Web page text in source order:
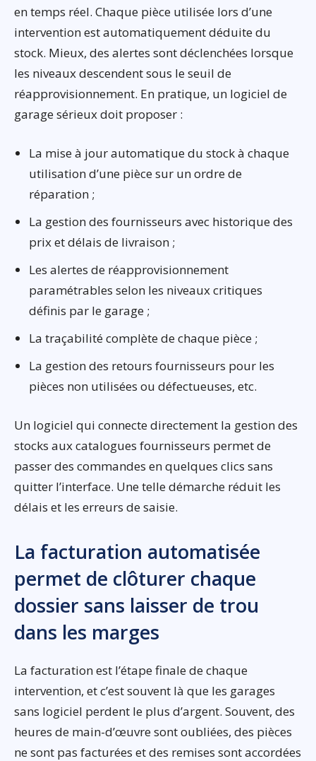
en temps réel. Chaque pièce utilisée lors d’une
intervention est automatiquement déduite du
stock. Mieux, des alertes sont déclenchées lorsque
les niveaux descendent sous le seuil de
réapprovisionnement. En pratique, un logiciel de
garage sérieux doit proposer :
La mise à jour automatique du stock à chaque
utilisation d’une pièce sur un ordre de
réparation ;
La gestion des fournisseurs avec historique des
prix et délais de livraison ;
Les alertes de réapprovisionnement
paramétrables selon les niveaux critiques
définis par le garage ;
La traçabilité complète de chaque pièce ;
La gestion des retours fournisseurs pour les
pièces non utilisées ou défectueuses, etc.
Un logiciel qui connecte directement la gestion des
stocks aux catalogues fournisseurs permet de
passer des commandes en quelques clics sans
quitter l’interface. Une telle démarche réduit les
délais et les erreurs de saisie.
La facturation automatisée
permet de clôturer chaque
dossier sans laisser de trou
dans les marges
La facturation est l’étape finale de chaque
intervention, et c’est souvent là que les garages
sans logiciel perdent le plus d’argent. Souvent, des
heures de main-d’œuvre sont oubliées, des pièces
ne sont pas facturées et des remises sont accordées